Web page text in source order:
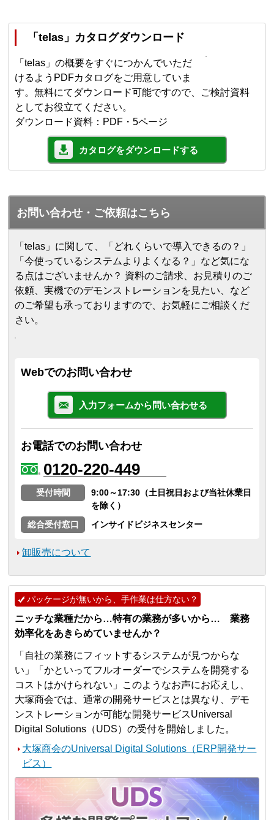
「telas」カタログダウンロード
「telas」の概要をすぐにつかんでいただ
けるようPDFカタログをご用意していま
す。無料にてダウンロード可能ですので、ご検討資料
としてお役立てください。
ダウンロード資料：PDF・5ページ
カタログをダウンロードする
お問い合わせ・ご依頼はこちら
「telas」に関して、「どれくらいで導入できるの？」
「今使っているシステムよりよくなる？」など気にな
る点はございませんか？ 資料のご請求、お見積りのご
依頼、実機でのデモンストレーションを見たい、など
のご希望も承っておりますので、お気軽にご相談くだ
さい。
Webでのお問い合わせ
入力フォームから問い合わせる
お電話でのお問い合わせ
0120-220-449
受付時間
9:00～17:30（土日祝日および当社休業日
を除く）
総合受付窓口
インサイドビジネスセンター
卸販売について
パッケージが無いから、手作業は仕方ない？
ニッチな業種だから…特有の業務が多いから… 業務
効率化をあきらめていませんか？
「自社の業務にフィットするシステムが見つからな
い」「かといってフルオーダーでシステムを開発する
コストはかけられない」このようなお声にお応えし、
大塚商会では、通常の開発サービスとは異なり、デモ
ンストレーションが可能な開発サービスUniversal
Digital Solutions（UDS）の受付を開始しました。
大塚商会のUniversal Digital Solutions（ERP開発サー
ビス）